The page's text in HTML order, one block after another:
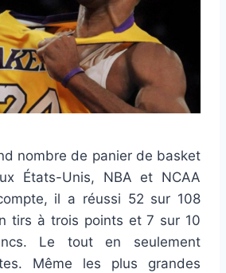
nombre de panier de basket
États-Unis, NBA et NCAA
il a réussi 52 sur 108
tirs à trois points et 7 sur 10
Le tout en seulement
Même les plus grandes